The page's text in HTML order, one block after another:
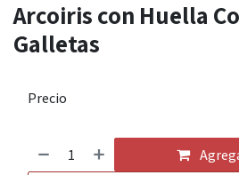
Arcoiris con Huella
Galletas
Precio